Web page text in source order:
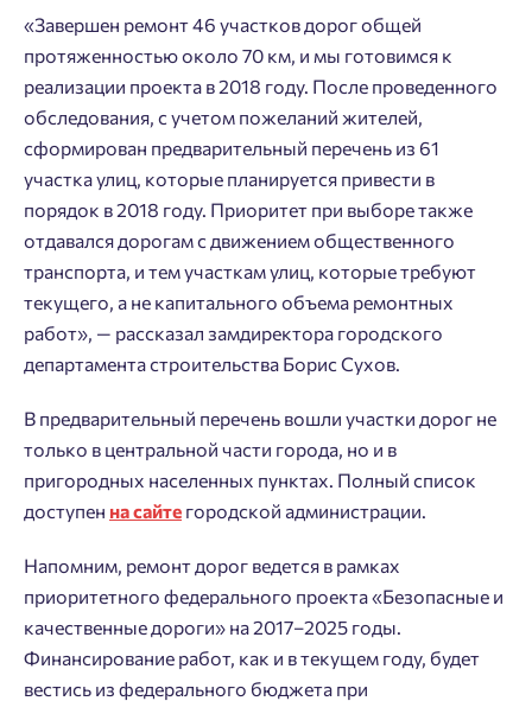
«Завершен ремонт 46 участков дорог общей
протяженностью около 70 км, и мы готовимся к
реализации проекта в 2018 году. После проведенного
обследования, с учетом пожеланий жителей,
сформирован предварительный перечень из 61
участка улиц, которые планируется привести в
порядок в 2018 году. Приоритет при выборе также
отдавался дорогам с движением общественного
транспорта, и тем участкам улиц, которые требуют
текущего, а не капитального объема ремонтных
работ», — рассказал замдиректора городского
департамента строительства Борис Сухов.
В предварительный перечень вошли участки дорог не
только в центральной части города, но и в
пригородных населенных пунктах. Полный список
доступен на сайте городской администрации.
Напомним, ремонт дорог ведется в рамках
приоритетного федерального проекта «Безопасные и
качественные дороги» на 2017–2025 годы.
Финансирование работ, как и в текущем году, будет
вестись из федерального бюджета при